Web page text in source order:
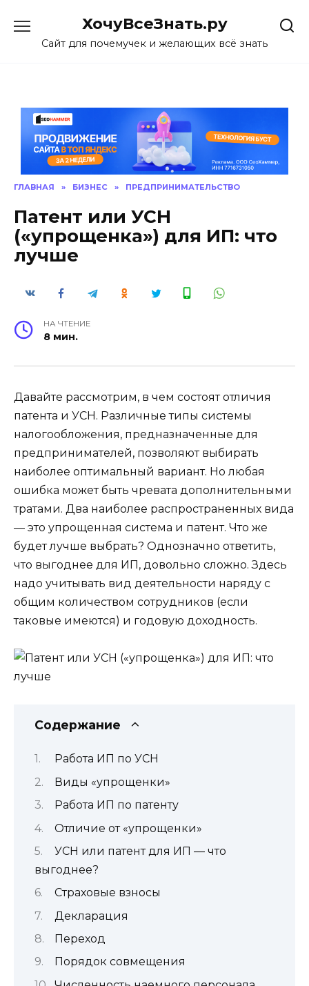
content
ХочуВсеЗнать.ру
Сайт для почемучек и желающих всё знать
ГЛАВНАЯ » БИЗНЕС » ПРЕДПРИНИМАТЕЛЬСТВО
Патент или УСН
(«упрощенка») для ИП: что
лучше
НА ЧТЕНИЕ
8 мин.
Давайте рассмотрим, в чем состоят отличия
патента и УСН. Различные типы системы
налогообложения, предназначенные для
предпринимателей, позволяют выбирать
наиболее оптимальный вариант. Но любая
ошибка может быть чревата дополнительными
тратами. Два наиболее распространенных вида
— это упрощенная система и патент. Что же
будет лучше выбрать? Однозначно ответить,
что выгоднее для ИП, довольно сложно. Здесь
надо учитывать вид деятельности наряду с
общим количеством сотрудников (если
таковые имеются) и годовую доходность.
Содержание
Работа ИП по УСН
Виды «упрощенки»
Работа ИП по патенту
Отличие от «упрощенки»
УСН или патент для ИП — что
выгоднее?
Страховые взносы
Декларация
Переход
Порядок совмещения